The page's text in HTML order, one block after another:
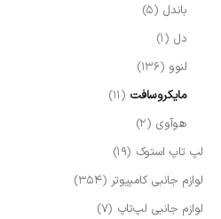
باندل (5)
دل (1)
لنوو (136)
مایکروسافت (11)
هوآوی (2)
لپ تاپ استوک (19)
لوازم جانبی کامپیوتر (354)
لوازم جانبی لپ‌تاپ (7)